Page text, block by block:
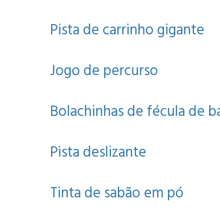
Pista de carrinho gigante
Jogo de percurso
Bolachinhas de fécula de
Pista deslizante
Tinta de sabão em pó